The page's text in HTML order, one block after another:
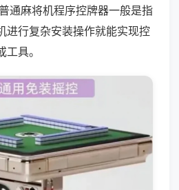
通麻将机程序控牌器一般是指
进行复杂安装操作就能实现控
具。